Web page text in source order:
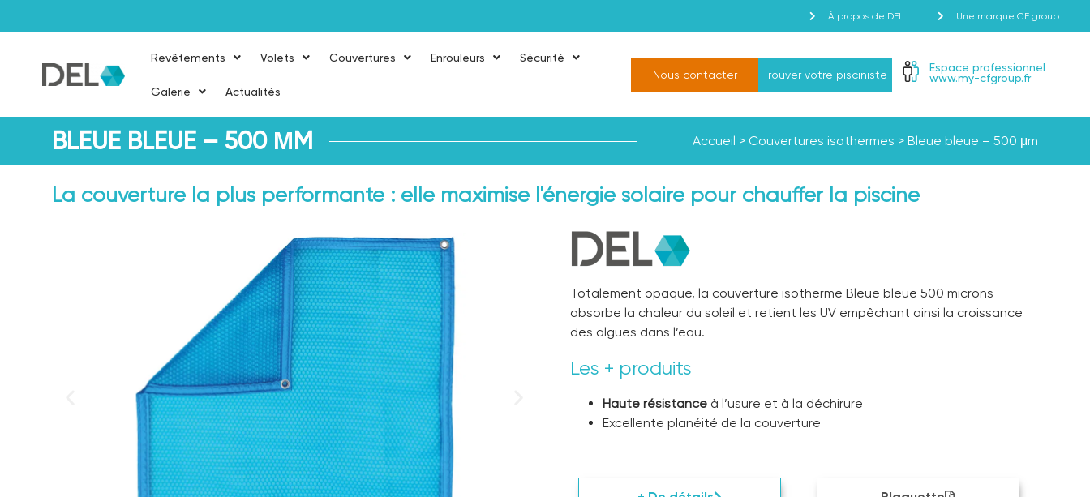
À propos de DEL Une marque CF group
Revêtements Volets Couvertures Enrouleurs Sécurité
Galerie Actualités
Nous contacter Trouver votre pisciniste
Espace professionnel
www.my-cfgroup.fr
BLEUE BLEUE – 500 ΜM Accueil > Couvertures isothermes >Bleue bleue – 500 μm
La couverture la plus performante : elle maximise l'énergie solaire pour chauffer la piscine
Totalement opaque, la couverture isotherme Bleue bleue 500 microns
absorbe la chaleur du soleil et retient les UV empêchant ainsi la croissance
des algues dans l’eau.
Les + produits
Haute résistanceà l’usure et à la déchirure
Excellente planéité de la couverture